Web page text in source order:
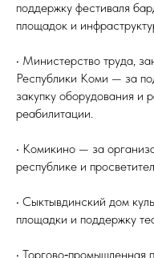
поддержку фестиваля
площадок и
• Министерство труда,
Республики Коми — за
закупку оборудования и
реабилитации.
• Комикино — за
республике и
• Сыктывдинский дом
площадки и поддержку
•